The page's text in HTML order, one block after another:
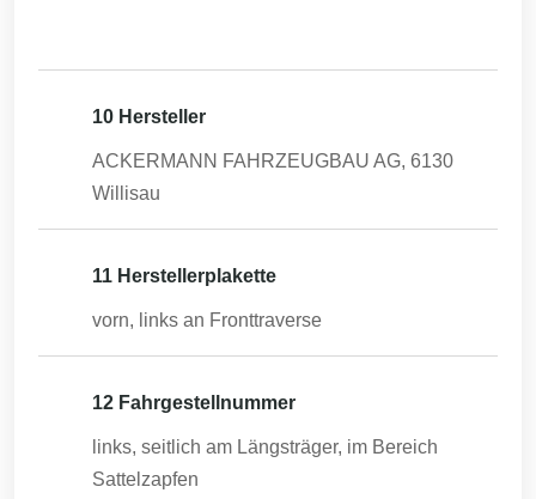
10 Hersteller
ACKERMANN FAHRZEUGBAU AG, 6130
Willisau
11 Herstellerplakette
vorn, links an Fronttraverse
12 Fahrgestellnummer
links, seitlich am Längsträger, im Bereich
Sattelzapfen